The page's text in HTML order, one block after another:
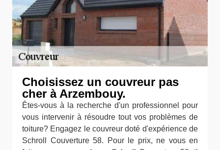
Choisissez un couvreur pas
cher à Arzembouy.
Êtes-vous à la recherche d'un professionnel pour
vous intervenir à résoudre tout vos problèmes de
toiture? Engagez le couvreur doté d'expérience de
Schroll Couverture 58. Pour le prix, ne vous en